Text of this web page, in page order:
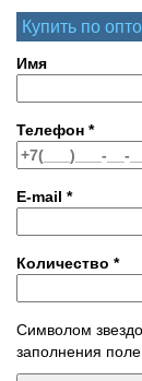
Купить по
Имя
Телефон *
E-mail *
Количество *
Символом
заполнения поле